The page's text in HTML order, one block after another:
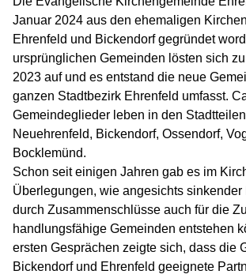
Januar 2024 aus den ehemaligen
Ehrenfeld und Bickendorf gegründet
ursprünglichen Gemeinden lösten sich
2023 auf und es entstand die neue
ganzen Stadtbezirk Ehrenfeld umfasst.
Gemeindeglieder leben in den
Neuehrenfeld, Bickendorf, Ossendorf,
Bocklemünd.
Schon seit einigen Jahren gab es im
Überlegungen, wie angesichts
durch Zusammenschlüsse auch für die
handlungsfähige Gemeinden entstehen
ersten Gesprächen zeigte sich, dass die
Bickendorf und Ehrenfeld geeignete